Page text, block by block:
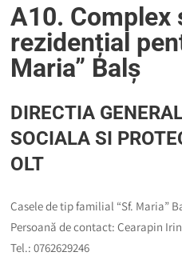
A10. Complex
rezidențial
Maria” Balș
DIRECTIA
SOCIALA SI
OLT
Casele de tip familial “Sf. Maria”
Persoană de contact: Cearapin
Tel.: 0762629246